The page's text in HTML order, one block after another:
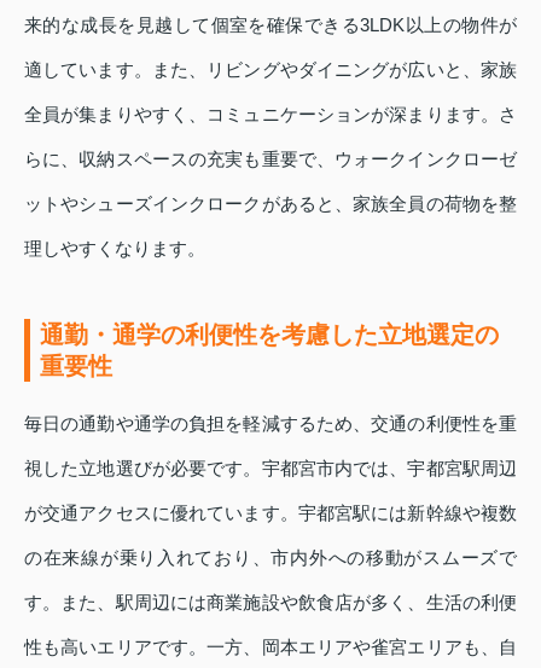
来的な成長を見越して個室を確保できる3LDK以上の物件が
適しています。また、リビングやダイニングが広いと、家族
全員が集まりやすく、コミュニケーションが深まります。さ
らに、収納スペースの充実も重要で、ウォークインクローゼ
ットやシューズインクロークがあると、家族全員の荷物を整
理しやすくなります。
通勤・通学の利便性を考慮した立地選定の
重要性
毎日の通勤や通学の負担を軽減するため、交通の利便性を重
視した立地選びが必要です。宇都宮市内では、宇都宮駅周辺
が交通アクセスに優れています。宇都宮駅には新幹線や複数
の在来線が乗り入れており、市内外への移動がスムーズで
す。また、駅周辺には商業施設や飲食店が多く、生活の利便
性も高いエリアです。一方、岡本エリアや雀宮エリアも、自